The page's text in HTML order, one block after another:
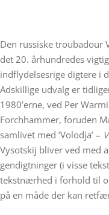
Den russiske troubadour
det 20. århundredes
indflydelsesrige digtere i
Adskillige udvalg er
1980’erne, ved Per
Forchhammer, foruden
samlivet med ‘Volodja’ –
Vysotskij bliver ved med
gendigtninger (i visse
tekstnærhed i forhold til
på en måde der kan